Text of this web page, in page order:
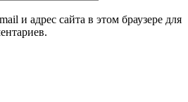
и адрес сайта в этом браузере для